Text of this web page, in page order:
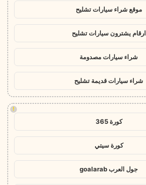
موقع شراء سيارات تشليح
ارقام يشترون سيارات تشليح
شراء سيارات مصدومة
شراء سيارات قديمة تشليح
!
كورة 365
كورة سيتي
جول العرب goalarab